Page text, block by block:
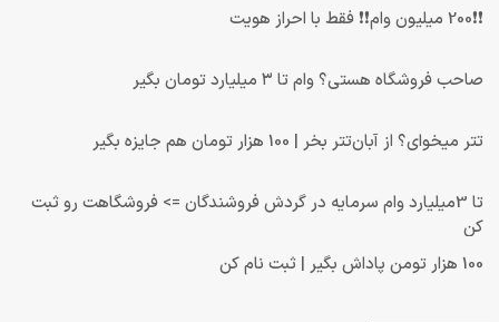
❗❗200 میلیون وام❗❗ فقط با احراز هویت
صاحب فروشگاه هستی؟ وام تا ۳ میلیارد تومان بگیر
تتر میخوای؟ از آبان‌تتر بخر | 100 هزار تومان هم جایزه بگیر
تا 3میلیارد وام سرمایه در گردش فروشندگان => فروشگاهت رو ثبت
کن
100 هزار تومن پاداش بگیر | ثبت نام کن